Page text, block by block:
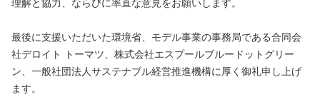
理解と協力、ならびに率直な意見をお願いします。
最後に支援いただいた環境省、モデル事業の事務局である合同会
社デロイト トーマツ、株式会社エスプールブルードットグリー
ン、一般社団法人サステナブル経営推進機構に厚く御礼申し上げ
ます。